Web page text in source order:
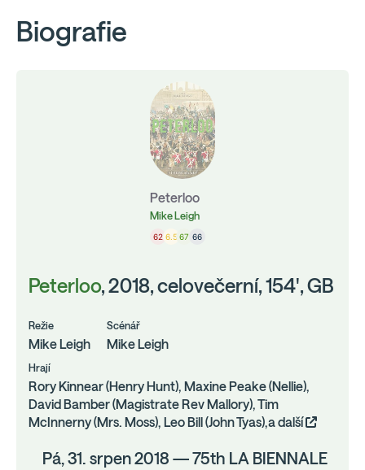
Biografie
Peterloo
Mike Leigh
62 6.5 67 66
Peterloo, 2018, celovečerní, 154', GB
Režie
Mike Leigh
Scénář
Mike Leigh
Hrají
Rory Kinnear (Henry Hunt), Maxine Peake (Nellie),
David Bamber (Magistrate Rev Mallory), Tim
McInnerny (Mrs. Moss), Leo Bill (John Tyas),a další
Pá, 31. srpen 2018 — 75th LA BIENNALE